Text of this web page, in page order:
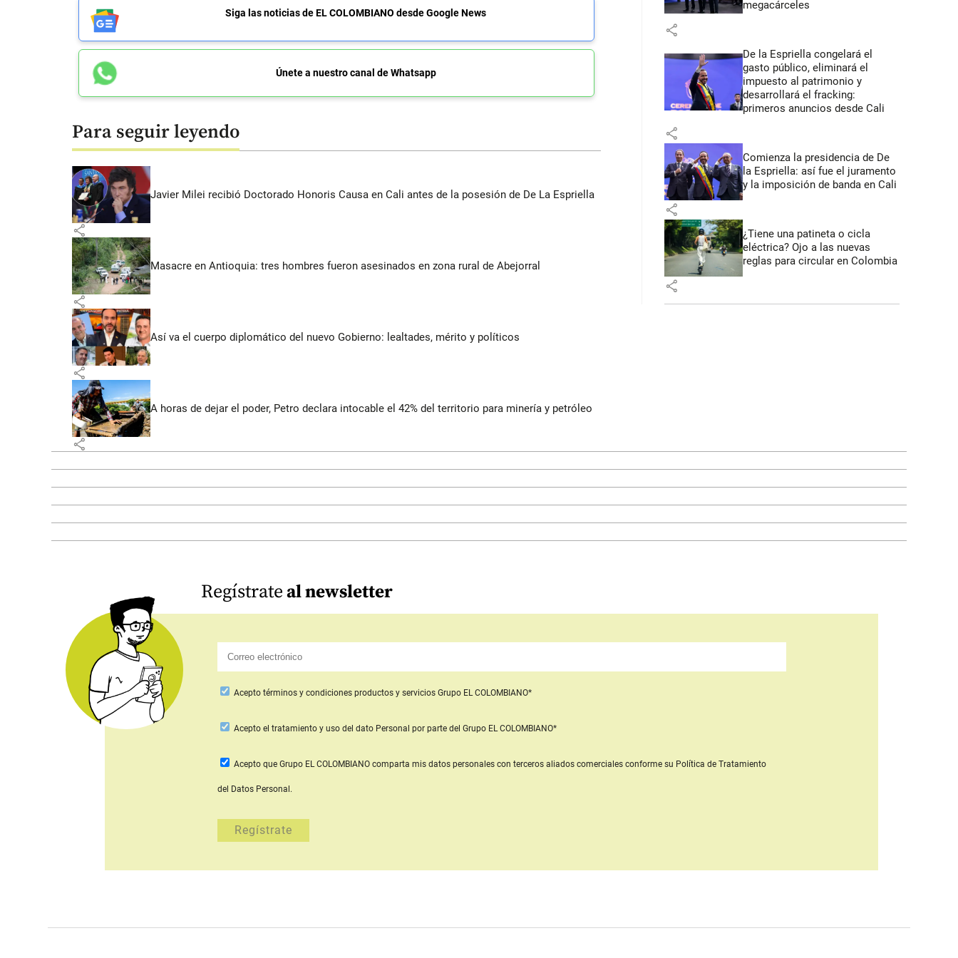
Siga las noticias de EL COLOMBIANO desde Google News
Únete a nuestro canal de Whatsapp
Para seguir leyendo
Javier Milei recibió Doctorado Honoris Causa en Cali antes de la posesión de De La Espriella
share
Masacre en Antioquia: tres hombres fueron asesinados en zona rural de Abejorral
share
Así va el cuerpo diplomático del nuevo Gobierno: lealtades, mérito y políticos
share
A horas de dejar el poder, Petro declara intocable el 42% del territorio para minería y petróleo
share
megacárceles
share
De la Espriella congelará el
gasto público, eliminará el
impuesto al patrimonio y
desarrollará el fracking:
primeros anuncios desde Cali
share
Comienza la presidencia de De
la Espriella: así fue el juramento
y la imposición de banda en Cali
share
¿Tiene una patineta o cicla
eléctrica? Ojo a las nuevas
reglas para circular en Colombia
share
Regístrateal newsletter
Acepto términos y condiciones productos y servicios Grupo EL COLOMBIANO*
Aceptoel tratamiento y uso del dato Personal por parte del Grupo EL COLOMBIANO*
Acepto que Grupo EL COLOMBIANO comparta mis datos personales con terceros aliados comercialesconforme su Política de Tratamiento
del Datos Personal.